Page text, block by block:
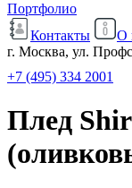
Портфолио
Контакты
О
г. Москва, ул.
+7 (495) 334 2001
Плед